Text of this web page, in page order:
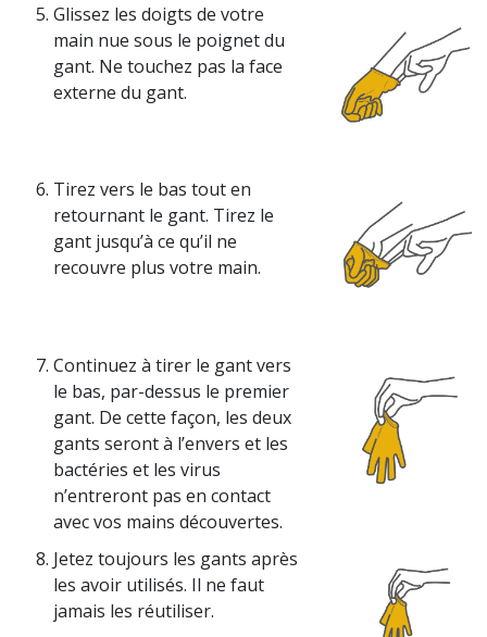
Glissez les doigts de votre
main nue sous le poignet du
gant. Ne touchez pas la face
externe du gant.
Tirez vers le bas tout en
retournant le gant. Tirez le
gant jusqu’à ce qu’il ne
recouvre plus votre main.
Continuez à tirer le gant vers
le bas, par-dessus le premier
gant. De cette façon, les deux
gants seront à l’envers et les
bactéries et les virus
n’entreront pas en contact
avec vos mains découvertes.
Jetez toujours les gants après
les avoir utilisés. Il ne faut
jamais les réutiliser.